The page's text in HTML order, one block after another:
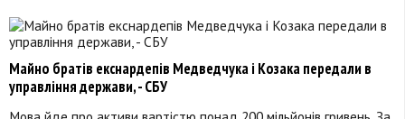
Майно братів екснардепів Медведчука і Козака передали в
управління держави, - СБУ